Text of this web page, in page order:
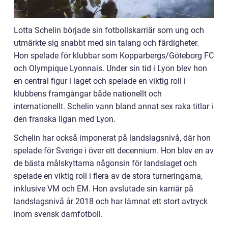
Lotta Schelin började sin fotbollskarriär som ung och
utmärkte sig snabbt med sin talang och färdigheter.
Hon spelade för klubbar som Kopparbergs/Göteborg FC
och Olympique Lyonnais. Under sin tid i Lyon blev hon
en central figur i laget och spelade en viktig roll i
klubbens framgångar både nationellt och
internationellt. Schelin vann bland annat sex raka titlar i
den franska ligan med Lyon.
Schelin har också imponerat på landslagsnivå, där hon
spelade för Sverige i över ett decennium. Hon blev en av
de bästa målskyttarna någonsin för landslaget och
spelade en viktig roll i flera av de stora turneringarna,
inklusive VM och EM. Hon avslutade sin karriär på
landslagsnivå år 2018 och har lämnat ett stort avtryck
inom svensk damfotboll.